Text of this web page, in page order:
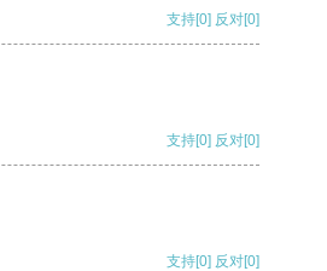
支持[0] 反对[0]
支持[0] 反对[0]
支持[0] 反对[0]